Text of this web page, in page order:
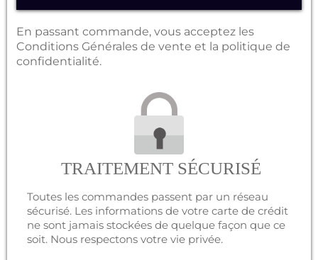
En passant commande, vous acceptez les
Conditions Générales de vente et la politique de
confidentialité.
TRAITEMENT SÉCURISÉ
Toutes les commandes passent par un réseau
sécurisé. Les informations de votre carte de crédit
ne sont jamais stockées de quelque façon que ce
soit. Nous respectons votre vie privée.